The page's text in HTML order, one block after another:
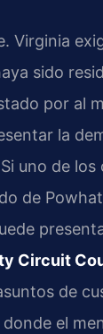
Virginia
sido
por al
la
uno de los
de
Circuit
de
el